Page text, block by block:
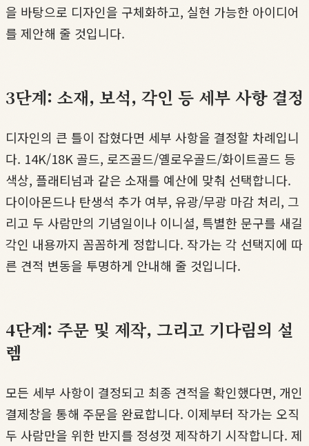
을 바탕으로 디자인을 구체화하고, 실현 가능한 아이디어
를 제안해 줄 것입니다.
3단계: 소재, 보석, 각인 등 세부 사항 결정
디자인의 큰 틀이 잡혔다면 세부 사항을 결정할 차례입니
다. 14K/18K 골드, 로즈골드/옐로우골드/화이트골드 등
색상, 플래티넘과 같은 소재를 예산에 맞춰 선택합니다.
다이아몬드나 탄생석 추가 여부, 유광/무광 마감 처리, 그
리고 두 사람만의 기념일이나 이니셜, 특별한 문구를 새길
각인 내용까지 꼼꼼하게 정합니다. 작가는 각 선택지에 따
른 견적 변동을 투명하게 안내해 줄 것입니다.
4단계: 주문 및 제작, 그리고 기다림의 설
렘
모든 세부 사항이 결정되고 최종 견적을 확인했다면, 개인
결제창을 통해 주문을 완료합니다. 이제부터 작가는 오직
두 사람만을 위한 반지를 정성껏 제작하기 시작합니다. 제